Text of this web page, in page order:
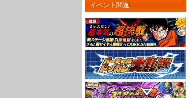
イベント関連